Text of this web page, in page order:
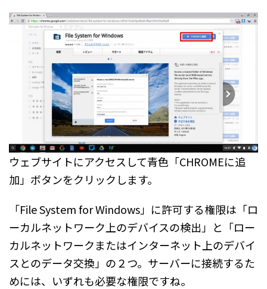
ウェブサイトにアクセスして青色「CHROMEに追
加」ボタンをクリックします。
「File System for Windows」に許可する権限は「ロ
ーカルネットワーク上のデバイスの検出」と「ロー
カルネットワークまたはインターネット上のデバイ
スとのデータ交換」の２つ。サーバーに接続するた
めには、いずれも必要な権限ですね。